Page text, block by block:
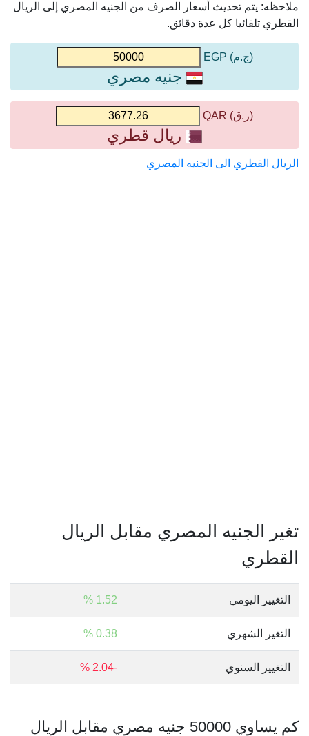
ملاحظه: يتم تحديث أسعار الصرف من الجنيه المصري إلى الريال
القطري تلقائيا كل عدة دقائق.
(ج.م) EGP
جنيه مصري
(ر.ق) QAR
ريال قطري
الريال القطري الى الجنيه المصري
تغير الجنيه المصري مقابل الريال
القطري
التغيير اليومي 1.52 %
التغير الشهري 0.38 %
التغيير السنوي -2.04 %
كم يساوي 50000 جنيه مصري مقابل الريال